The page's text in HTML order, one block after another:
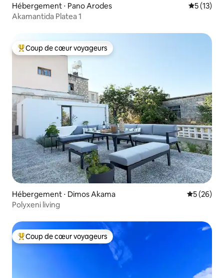
Hébergement ⋅ Pano Arodes
5 (13)
Akamantida Platea 1
Coups de cœur voyageurs les plus appréciés
Coup de cœur voyageurs
Hébergement ⋅ Dimos Akama
5 (26)
Polyxeni living
Coups de cœur voyageurs les plus appréciés
Coup de cœur voyageurs